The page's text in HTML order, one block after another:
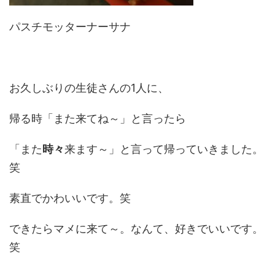
パスチモッターナーサナ
お久しぶりの生徒さんの1人に、
帰る時「また来てね～」と言ったら
「また 時々来ます～」と言って帰っていきました。
笑
素直でかわいいです。笑
できたらマメに来て～。なんて、好きでいいです。
笑